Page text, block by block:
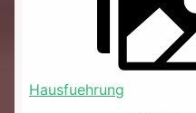
Hausfuehrung